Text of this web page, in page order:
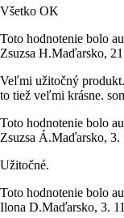
Všetko OK
Toto hodnotenie bolo
Zsuzsa H.Maďarsko,
Veľmi užitočný
to tiež veľmi krásne.
Toto hodnotenie bolo
Zsuzsa Á.Maďarsko, 3.
Užitočné.
Toto hodnotenie bolo
Ilona D.Maďarsko, 3.